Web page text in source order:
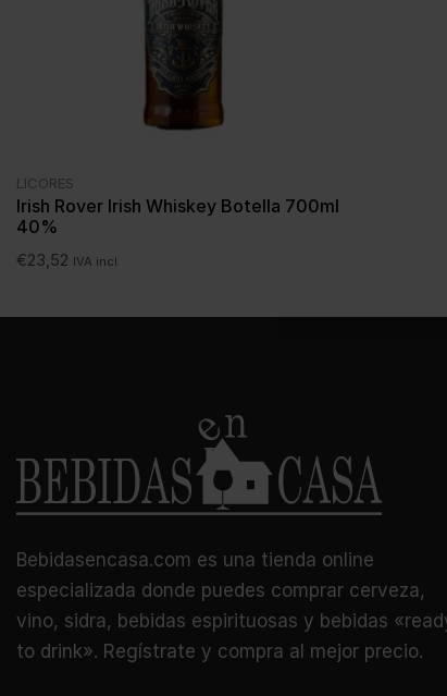
LICORES
Irish Rover Irish Whiskey Botella 700ml
40%
€23,52 IVA incl.
Bebidasencasa.com es una tienda online
especializada donde puedes comprar cerveza,
vino, sidra, bebidas espirituosas y bebidas
to drink». Regístrate y compra al mejor precio.